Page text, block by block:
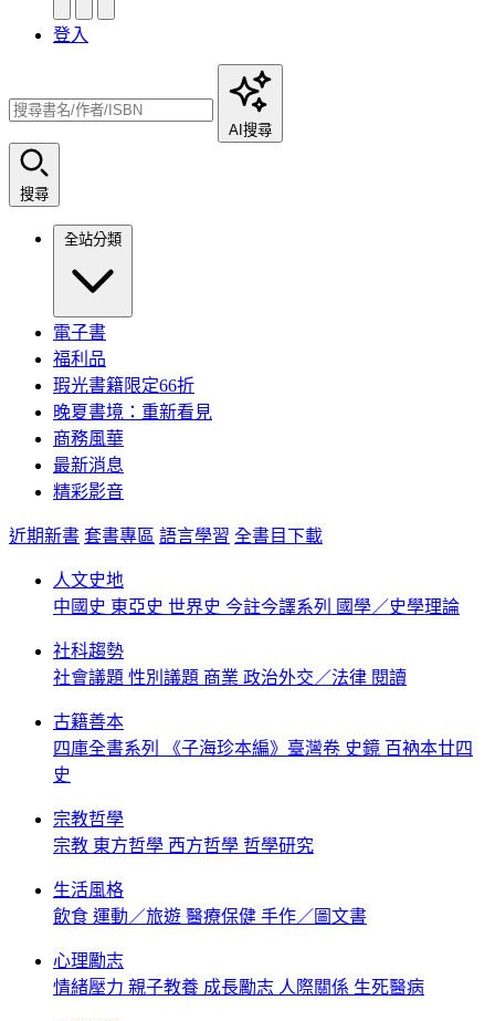
登入
AI搜尋
搜尋
全站分類
電子書
福利品
瑕光書籍限定66折
晚夏書境：重新看見
商務風華
最新消息
精彩影音
近期新書 套書專區 語言學習 全書目下載
人文史地
中國史 東亞史 世界史 今註今譯系列 國學／史學理論
社科趨勢
社會議題 性別議題 商業 政治外交／法律 閱讀
古籍善本
四庫全書系列
《子海珍本編》臺灣卷 史鏡 百衲本廿四
史
宗教哲學
宗教 東方哲學 西方哲學 哲學研究
生活風格
飲食 運動／旅遊 醫療保健 手作／圖文書
心理勵志
情緒壓力 親子教養 成長勵志 人際關係 生死醫病